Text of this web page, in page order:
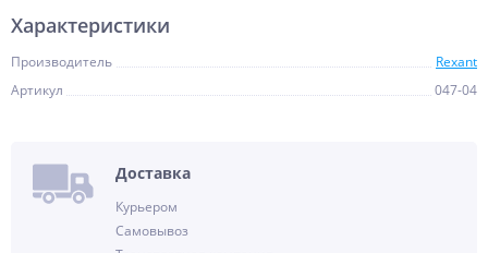
Характеристики
Производитель
Rexant
Артикул
047-04
Доставка
Курьером
Самовывоз